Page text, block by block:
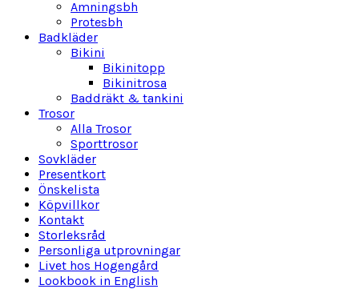
Amningsbh
Protesbh
Badkläder
Bikini
Bikinitopp
Bikinitrosa
Baddräkt & tankini
Trosor
Alla Trosor
Sporttrosor
Sovkläder
Presentkort
Önskelista
Köpvillkor
Kontakt
Storleksråd
Personliga utprovningar
Livet hos Hogengård
Lookbook in English